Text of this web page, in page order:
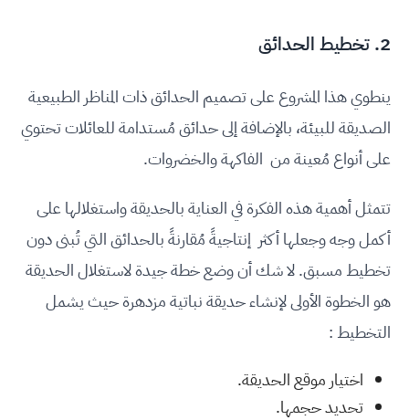
2. تخطيط الحدائق
ينطوي هذا المشروع على تصميم الحدائق ذات المناظر الطبيعية
الصديقة للبيئة، بالإضافة إلى حدائق مُستدامة للعائلات تحتوي
على أنواع مُعينة من الفاكهة والخضروات.
تتمثل أهمية هذه الفكرة في العناية بالحديقة واستغلالها على
أكمل وجه وجعلها أكثر إنتاجيةً مُقارنةً بالحدائق التي تُبنى دون
تخطيط مسبق. لا شك أن وضع خطة جيدة لاستغلال الحديقة
هو الخطوة الأولى لإنشاء حديقة نباتية مزدهرة حيث يشمل
التخطيط :
اختيار موقع الحديقة.
تحديد حجمها.